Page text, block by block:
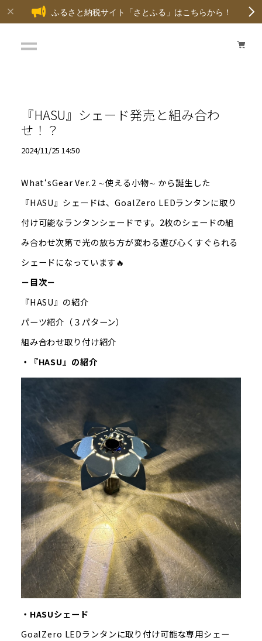
ふるさと納税サイト「さとふる」はこちらから！
『HASU』シェード発売と組み合わ
せ！？
2024/11/25 14:50
What‘sGear Ver.2 ∼使える小物∼ から誕生した
『HASU』シェードは、GoalZero LEDランタンに取り
付け可能なランタンシェードです。2枚のシェードの組
み合わせ次第で光の放ち方が変わる遊び心くすぐられる
シェードになっています🔥
－目次－
『HASU』の紹介
パーツ紹介（３パターン）
組み合わせ取り付け紹介
・『HASU』の紹介
・HASUシェード
GoalZero LEDランタンに取り付け可能な専用シェー